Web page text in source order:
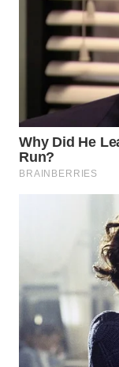
WN
MANDALIKA
WN
LIKUPANG
WN
LABUANBAJO
Group
WAHANA
NEWS